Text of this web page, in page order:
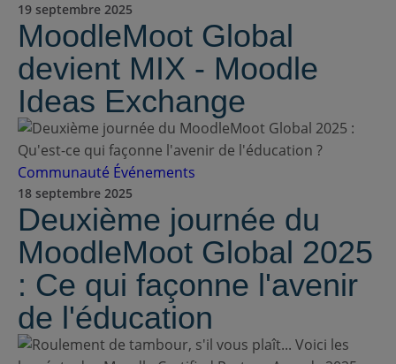
19 septembre 2025
MoodleMoot Global
devient MIX - Moodle
Ideas Exchange
Communauté Événements
18 septembre 2025
Deuxième journée du
MoodleMoot Global 2025
: Ce qui façonne l'avenir
de l'éducation